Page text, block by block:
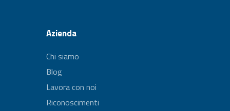
Azienda
Chi siamo
Blog
Lavora con noi
Riconoscimenti